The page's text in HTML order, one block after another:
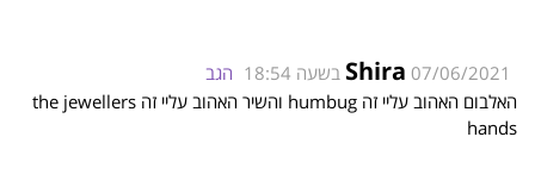
Shira 07/06/2021 בשעה 18:54
הגב
האלבום האהוב עליי זה humbug והשיר האהוב עליי זה the jewellers
hands